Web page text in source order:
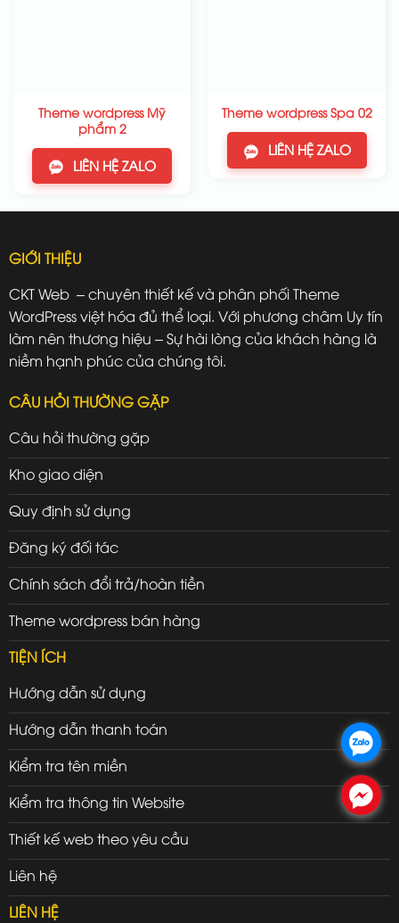
Theme wordpress Mỹ
phẩm 2
LIÊN HỆ ZALO
Theme wordpress Spa 02
LIÊN HỆ ZALO
GIỚI THIỆU
CKT Web – chuyên thiết kế và phân phối Theme
WordPress việt hóa đủ thể loại. Với phương châm Uy tín
làm nên thương hiệu – Sự hài lòng của khách hàng là
niềm hạnh phúc của chúng tôi.
CÂU HỎI THƯỜNG GẶP
Câu hỏi thường gặp
Kho giao diện
Quy định sử dụng
Đăng ký đối tác
Chính sách đổi trả/hoàn tiền
Theme wordpress bán hàng
TIỆN ÍCH
Hướng dẫn sử dụng
Hướng dẫn thanh toán
Kiểm tra tên miền
Kiểm tra thông tin Website
Thiết kế web theo yêu cầu
Liên hệ
LIÊN HỆ
.
.